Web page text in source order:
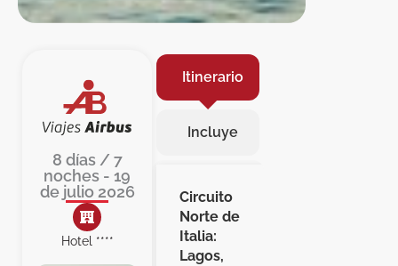
8 días / 7
noches - 19
de julio 2026
Hotel ****
Itinerario
Incluye
Circuito
Norte de
Italia:
Lagos,